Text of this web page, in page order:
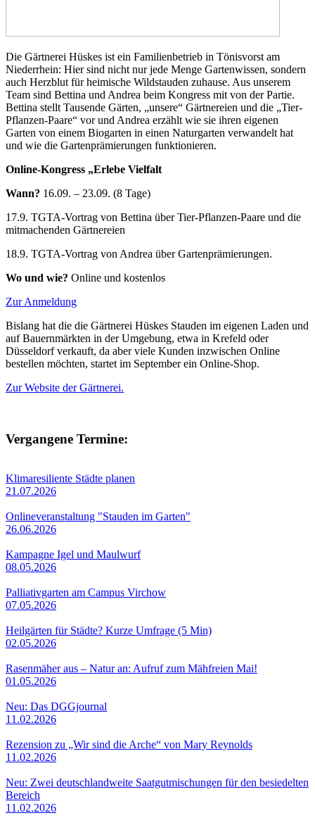
Die Gärtnerei Hüskes ist ein Familienbetrieb in Tönisvorst am
Niederrhein: Hier sind nicht nur jede Menge Gartenwissen, sondern
auch Herzblut für heimische Wildstauden zuhause. Aus unserem
Team sind Bettina und Andrea beim Kongress mit von der Partie.
Bettina stellt Tausende Gärten, „unsere“ Gärtnereien und die „Tier-
Pflanzen-Paare“ vor und Andrea erzählt wie sie ihren eigenen
Garten von einem Biogarten in einen Naturgarten verwandelt hat
und wie die Gartenprämierungen funktionieren.
Online-Kongress „Erlebe Vielfalt
Wann? 16.09. – 23.09. (8 Tage)
17.9. TGTA-Vortrag von Bettina über Tier-Pflanzen-Paare und die
mitmachenden Gärtnereien
18.9. TGTA-Vortrag von Andrea über Gartenprämierungen.
Wo und wie? Online und kostenlos
Zur Anmeldung
Bislang hat die die Gärtnerei Hüskes Stauden im eigenen Laden und
auf Bauernmärkten in der Umgebung, etwa in Krefeld oder
Düsseldorf verkauft, da aber viele Kunden inzwischen Online
bestellen möchten, startet im September ein Online-Shop.
Zur Website der Gärtnerei.
Vergangene Termine:
Klimaresiliente Städte planen
21.07.2026
Onlineveranstaltung "Stauden im Garten"
26.06.2026
Kampagne Igel und Maulwurf
08.05.2026
Palliativgarten am Campus Virchow
07.05.2026
Heilgärten für Städte? Kurze Umfrage (5 Min)
02.05.2026
Rasenmäher aus – Natur an: Aufruf zum Mähfreien Mai!
01.05.2026
Neu: Das DGGjournal
11.02.2026
Rezension zu „Wir sind die Arche“ von Mary Reynolds
11.02.2026
Neu: Zwei deutschlandweite Saatgutmischungen für den besiedelten
Bereich
11.02.2026